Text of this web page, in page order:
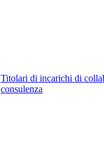
Titolari di incarichi di
consulenza